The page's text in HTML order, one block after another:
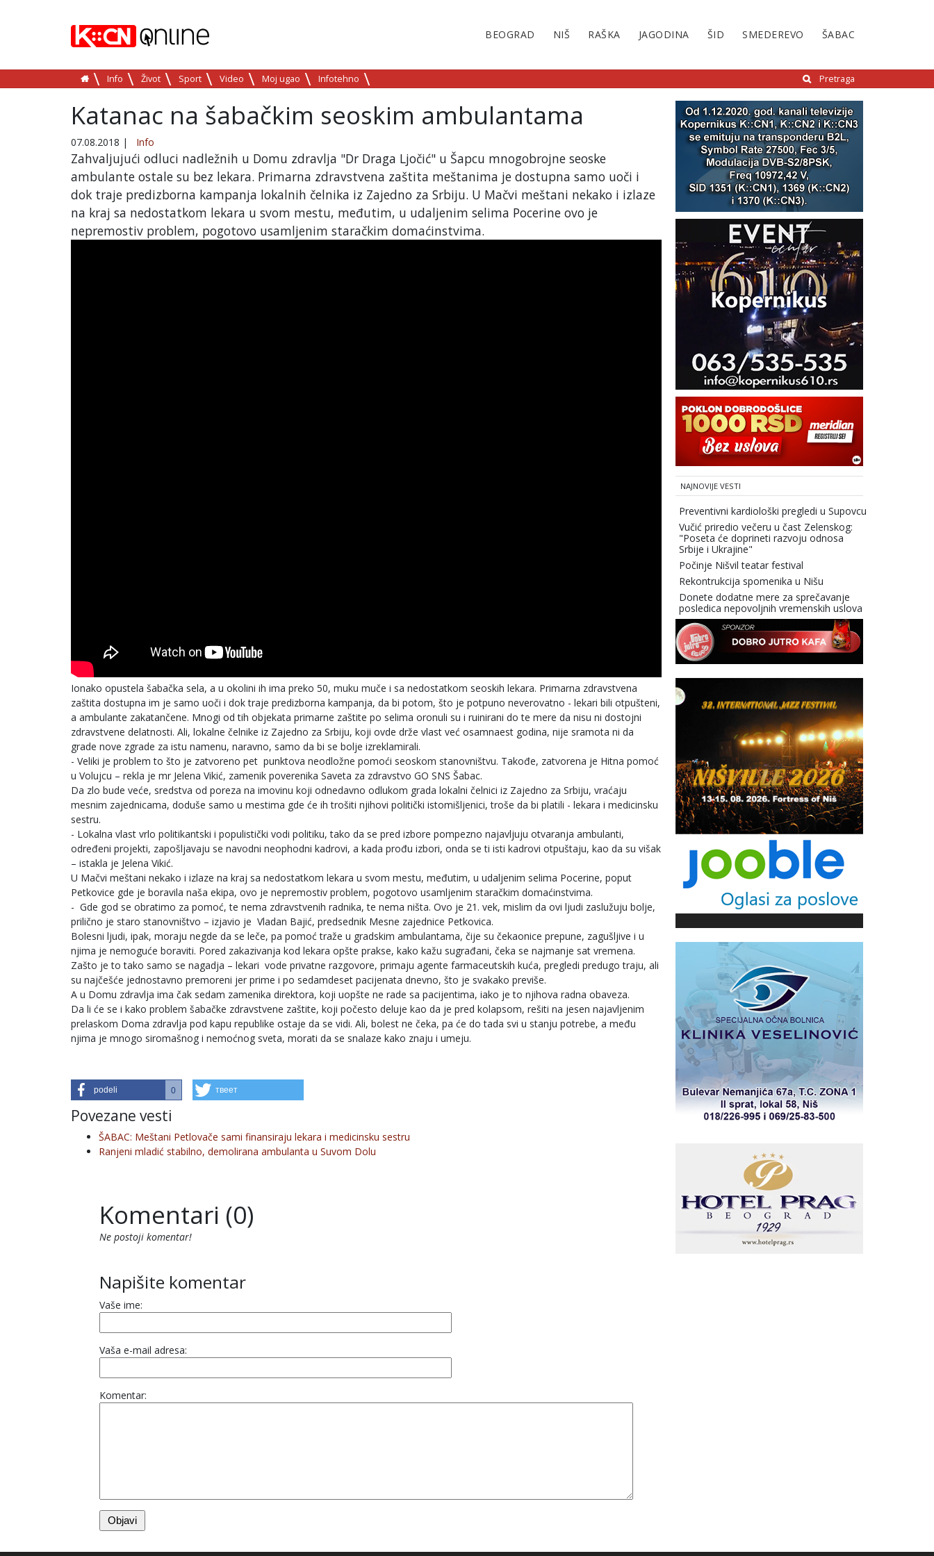
BEOGRAD NIŠ RAŠKA JAGODINA ŠID SMEDEREVO ŠABAC
Info Život Sport Video Moj ugao Infotehno Pretraga
Katanac na šabačkim seoskim ambulantama
07.08.2018 | Info
Zahvaljujući odluci nadležnih u Domu zdravlja "Dr Draga Ljočić" u Šapcu mnogobrojne seoske
ambulante ostale su bez lekara. Primarna zdravstvena zaštita meštanima je dostupna samo uoči i
dok traje predizborna kampanja lokalnih čelnika iz Zajedno za Srbiju. U Mačvi meštani nekako i izlaze
na kraj sa nedostatkom lekara u svom mestu, međutim, u udaljenim selima Pocerine ovo je
nepremostiv problem, pogotovo usamljenim staračkim domaćinstvima.
Ionako opustela šabačka sela, a u okolini ih ima preko 50, muku muče i sa nedostatkom seoskih lekara. Primarna zdravstvena
zaštita dostupna im je samo uoči i dok traje predizborna kampanja, da bi potom, što je potpuno neverovatno - lekari bili otpušteni,
a ambulante zakatančene. Mnogi od tih objekata primarne zaštite po selima oronuli su i ruinirani do te mere da nisu ni dostojni
zdravstvene delatnosti. Ali, lokalne čelnike iz Zajedno za Srbiju, koji ovde drže vlast već osamnaest godina, nije sramota ni da
grade nove zgrade za istu namenu, naravno, samo da bi se bolje izreklamirali.
- Veliki je problem to što je zatvoreno pet punktova neodložne pomoći seoskom stanovništvu. Takođe, zatvorena je Hitna pomoć
u Volujcu – rekla je mr Jelena Vikić, zamenik poverenika Saveta za zdravstvo GO SNS Šabac.
Da zlo bude veće, sredstva od poreza na imovinu koji odnedavno odlukom grada lokalni čelnici iz Zajedno za Srbiju, vraćaju
mesnim zajednicama, doduše samo u mestima gde će ih trošiti njihovi politički istomišljenici, troše da bi platili - lekara i medicinsku
sestru.
- Lokalna vlast vrlo politikantski i populistički vodi politiku, tako da se pred izbore pompezno najavljuju otvaranja ambulanti,
određeni projekti, zapošljavaju se navodni neophodni kadrovi, a kada prođu izbori, onda se ti isti kadrovi otpuštaju, kao da su višak
– istakla je Jelena Vikić.
U Mačvi meštani nekako i izlaze na kraj sa nedostatkom lekara u svom mestu, međutim, u udaljenim selima Pocerine, poput
Petkovice gde je boravila naša ekipa, ovo je nepremostiv problem, pogotovo usamljenim staračkim domaćinstvima.
- Gde god se obratimo za pomoć, te nema zdravstvenih radnika, te nema ništa. Ovo je 21. vek, mislim da ovi ljudi zaslužuju bolje,
prilično je staro stanovništvo – izjavio je Vladan Bajić, predsednik Mesne zajednice Petkovica.
Bolesni ljudi, ipak, moraju negde da se leče, pa pomoć traže u gradskim ambulantama, čije su čekaonice prepune, zagušljive i u
njima je nemoguće boraviti. Pored zakazivanja kod lekara opšte prakse, kako kažu sugrađani, čeka se najmanje sat vremena.
Zašto je to tako samo se nagadja – lekari vode privatne razgovore, primaju agente farmaceutskih kuća, pregledi predugo traju, ali
su najčešće jednostavno premoreni jer prime i po sedamdeset pacijenata dnevno, što je svakako previše.
A u Domu zdravlja ima čak sedam zamenika direktora, koji uopšte ne rade sa pacijentima, iako je to njihova radna obaveza.
Da li će se i kako problem šabačke zdravstvene zaštite, koji počesto deluje kao da je pred kolapsom, rešiti na jesen najavljenim
prelaskom Doma zdravlja pod kapu republike ostaje da se vidi. Ali, bolest ne čeka, pa će do tada svi u stanju potrebe, a među
njima je mnogo siromašnog i nemoćnog sveta, morati da se snalaze kako znaju i umeju.
podeli 0 твеет
Povezane vesti
ŠABAC: Meštani Petlovače sami finansiraju lekara i medicinsku sestru
Ranjeni mladić stabilno, demolirana ambulanta u Suvom Dolu
Komentari (0)
Ne postoji komentar!
Napišite komentar
Vaše ime:
Vaša e-mail adresa:
Komentar:
NAJNOVIJE VESTI
Preventivni kardiološki pregledi u Supovcu
Vučić priredio večeru u čast Zelenskog:
"Poseta će doprineti razvoju odnosa
Srbije i Ukrajine"
Počinje Nišvil teatar festival
Rekontrukcija spomenika u Nišu
Donete dodatne mere za sprečavanje
posledica nepovoljnih vremenskih uslova